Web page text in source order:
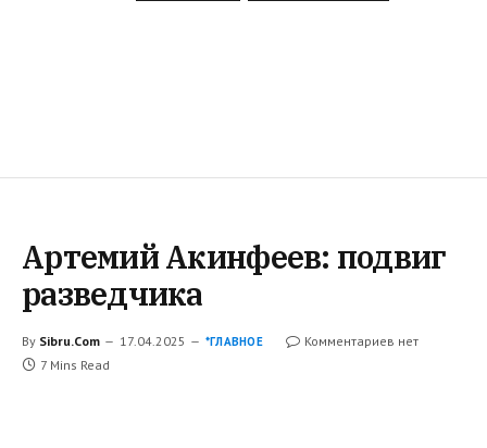
Артемий Акинфеев: подвиг
разведчика
By Sibru.Com 17.04.2025 *ГЛАВНОЕ
Комментариев нет
7 Mins Read